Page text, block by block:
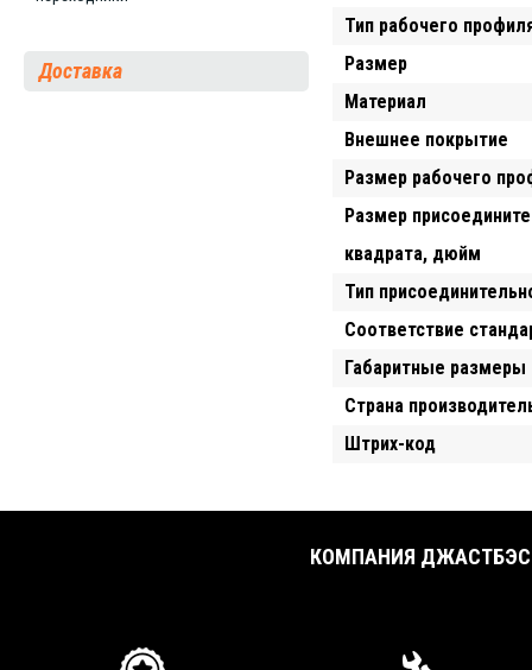
Доставка
Тип рабочего
Размер
Материал
Внешнее покрытие
Размер рабочего
Размер
квадрата, дюйм
Тип
Соответствие
Габаритные
Страна
Штрих-код
КОМПАНИЯ